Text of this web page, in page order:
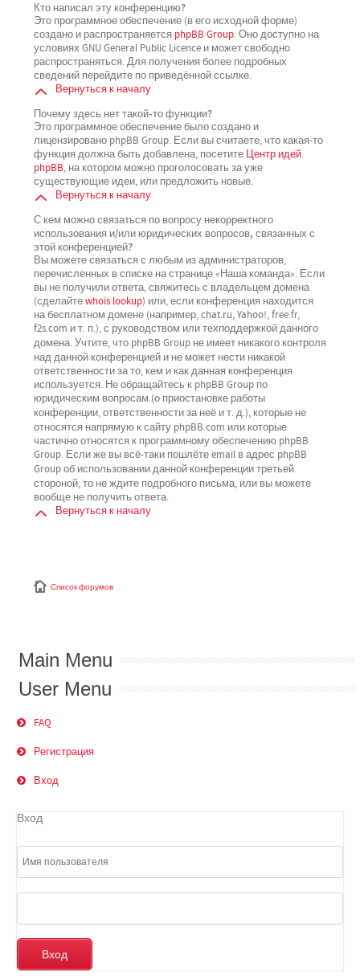
Кто написал эту конференцию?
Это программное обеспечение (в его исходной форме)
создано и распространяется phpBB Group. Оно доступно на
условиях GNU General Public Licence и может свободно
распространяться. Для получения более подробных
сведений перейдите по приведённой ссылке.
Вернуться к началу
Почему здесь нет такой-то функции?
Это программное обеспечение было создано и
лицензировано phpBB Group. Если вы считаете, что какая-то
функция должна быть добавлена, посетите Центр идей
phpBB, на котором можно проголосовать за уже
существующие идеи, или предложить новые.
Вернуться к началу
С кем можно связаться по вопросу некорректного
использования и/или юридических вопросов, связанных с
этой конференцией?
Вы можете связаться с любым из администраторов,
перечисленных в списке на странице «Наша команда». Если
вы не получили ответа, свяжитесь с владельцем домена
(сделайтеwhois lookup) или, если конференция находится
на бесплатном домене (например, chat.ru, Yahoo!, free.fr,
f2s.com и т. п.), с руководством или техподдержкой данного
домена. Учтите, что phpBB Group не имеет никакого контроля
над данной конференциейи не может нести никакой
ответственности за то, кем и как данная конференция
используется. Не обращайтесь к phpBB Group по
юридическим вопросам (о приостановке работы
конференции, ответственности за неё и т. д.), которые не
относятся напрямуюк сайту phpBB.com или которые
частично относятся к программному обеспечению phpBB
Group. Если же вы всё-таки пошлёте email в адрес phpBB
Group об использовании данной конференциитретьей
стороной, то не ждите подробного письма, или вы можете
вообще не получить ответа.
Вернуться к началу
Список форумов
Main Menu
User Menu
FAQ
Регистрация
Вход
Вход